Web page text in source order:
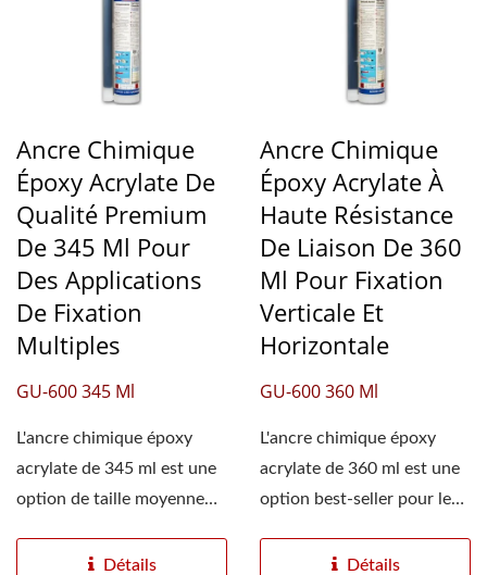
Ancre Chimique
Époxy Acrylate De
Qualité Premium
De 345 Ml Pour
Des Applications
De Fixation
Multiples
GU-600 345 Ml
L'ancre chimique époxy
acrylate de 345 ml est une
option de taille moyenne
Détails
Ancre Chimique
Époxy Acrylate À
Haute Résistance
De Liaison De 360
Ml Pour Fixation
Verticale Et
Horizontale
GU-600 360 Ml
L'ancre chimique époxy
acrylate de 360 ml est une
option best-seller pour les
Détails